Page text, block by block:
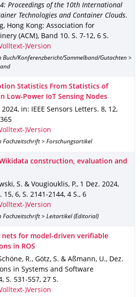
Proceedings of the 10th International
Technologies and Container Clouds.
Hong Kong: Association for
(ACM), Band 10. S. 7-12, 6 S.
)Version
Buch/Konferenzbericht/Sammelband/Gutachten >
Statistics From Statistics of
Low-Power IoT Sensing Nodes
2024, in: IEEE Sensors Letters. 8, 12,
)Version
> Forschungsartikel
construction, evaluation and
S. & Vougiouklis, P., 1 Dez. 2024,
. 15, 6, S. 2141-2144, 4 S., 6
)Version
Fachzeitschrift > Leitartikel (Editorial)
nets for model-driven verifiable
in ROS
R., Götz, S. & Aßmann, U., Dez.
in Systems and Software
, S. 531-557, 27 S.
)Version